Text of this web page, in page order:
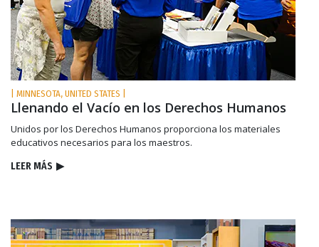
| MINNESOTA, UNITED STATES |
Llenando el Vacío en los Derechos Humanos
Unidos por los Derechos Humanos proporciona los materiales
educativos necesarios para los maestros.
LEER MÁS ▶